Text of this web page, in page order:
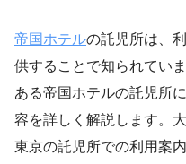
帝国ホテルの託児所は、
供することで知られてい
ある帝国ホテルの託児所
容を詳しく解説します。
東京の託児所での利用案